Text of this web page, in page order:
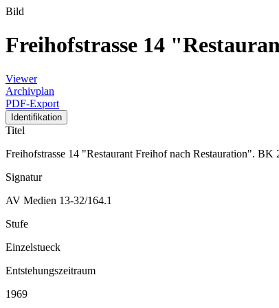
Bild
Freihofstrasse 14
Viewer
Archivplan
PDF-Export
Identifikation
Titel
Freihofstrasse 14 "Restaurant Freihof nach Restauration". BK
Signatur
AV Medien 13-32/164.1
Stufe
Einzelstueck
Entstehungszeitraum
1969